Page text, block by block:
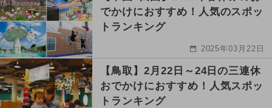
でかけにおすすめ！人気のスポッ
トランキング
2025年03月22日
【鳥取】2月22日～24日の三連休
おでかけにおすすめ！人気スポッ
トランキング